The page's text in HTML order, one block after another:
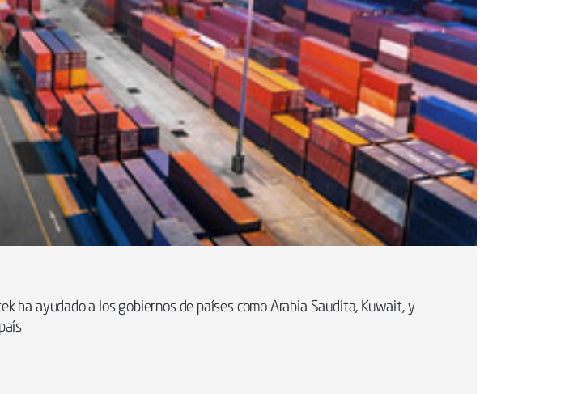
ha ayudado a los gobiernos de países como Arabia Saudita, Kuwait, y